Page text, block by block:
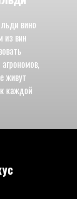
вино
вин
живут
каждой